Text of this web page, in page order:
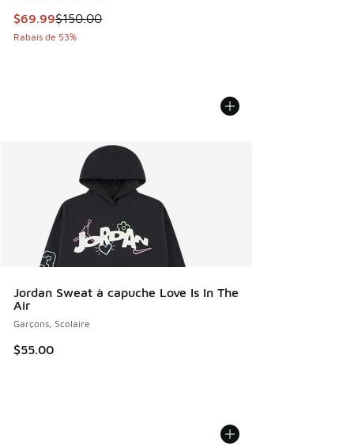
Cet article est en solde. Le prix est passé de $150.00 à
$69.99$150.00
Rabais de 53%
Jordan Sweat à capuche Love Is In The
Air
Garçons, Scolaire
$55.00